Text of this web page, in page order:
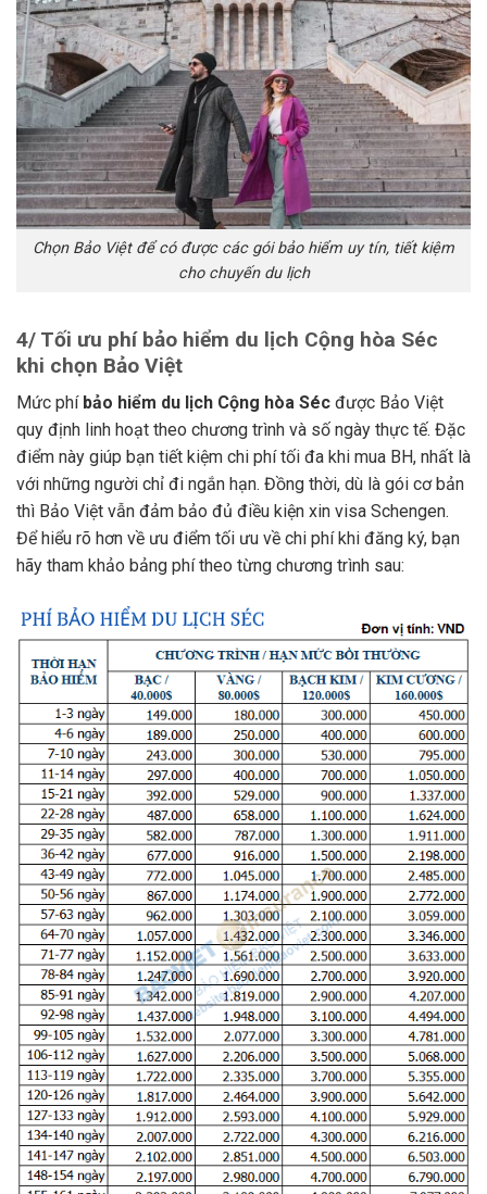
Chọn Bảo Việt để có được các gói bảo hiểm uy tín, tiết kiệm
cho chuyến du lịch
4/ Tối ưu phí bảo hiểm du lịch Cộng hòa Séc
khi chọn Bảo Việt
Mức phí bảo hiểm du lịch Cộng hòa Séc được Bảo Việt
quy định linh hoạt theo chương trình và số ngày thực tế. Đặc
điểm này giúp bạn tiết kiệm chi phí tối đa khi mua BH, nhất là
với những người chỉ đi ngắn hạn. Đồng thời, dù là gói cơ bản
thì Bảo Việt vẫn đảm bảo đủ điều kiện xin visa Schengen.
Để hiểu rõ hơn về ưu điểm tối ưu về chi phí khi đăng ký, bạn
hãy tham khảo bảng phí theo từng chương trình sau: